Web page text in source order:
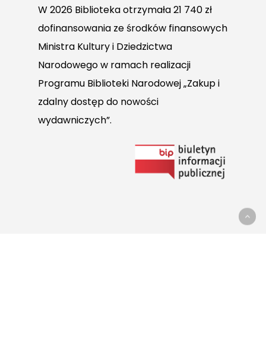
W 2026 Biblioteka otrzymała 21 740 zł
dofinansowania ze środków finansowych
Ministra Kultury i Dziedzictwa
Narodowego w ramach realizacji
Programu Biblioteki Narodowej „Zakup i
zdalny dostęp do nowości
wydawniczych”.
do